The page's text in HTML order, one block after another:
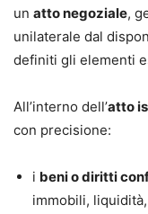
un atto negoziale,
unilaterale dal
definiti gli elementi
All’interno dell’atto
con precisione:
i beni o diritti
immobili,